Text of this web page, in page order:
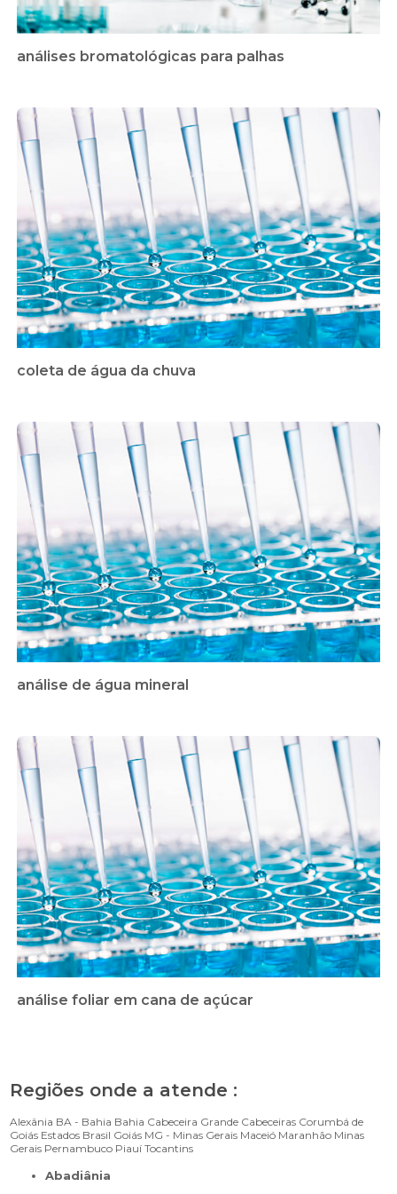
análises bromatológicas para palhas
coleta de água da chuva
análise de água mineral
análise foliar em cana de açúcar
Regiões onde a atende :
Alexânia BA - Bahia Bahia Cabeceira Grande Cabeceiras Corumbá de
Goiás Estados Brasil Goiás MG - Minas Gerais Maceió Maranhão Minas
Gerais Pernambuco Piauí Tocantins
Abadiânia